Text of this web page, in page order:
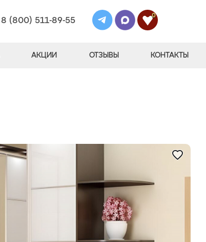
8 (800) 511-89-55
0
АКЦИИ ОТЗЫВЫ КОНТАКТЫ